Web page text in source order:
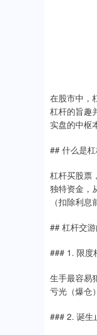
在股市中，
杠杆的旨趣
实盘的中枢
## 什么是
杠杆买股票
独特资金，
（扣除利
## 杠杆交
### 1. 限度
生手最容易
亏光（爆仓
### 2. 诞生